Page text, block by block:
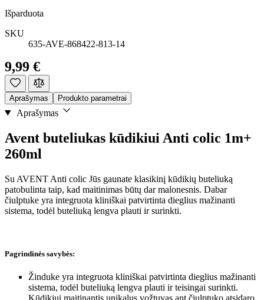
Išparduota
SKU
635-AVE-868422-813-14
9,99 €
Aprašymas Produkto parametrai
Aprašymas
Avent buteliukas kūdikiui Anti colic 1m+
260ml
Su AVENT Anti colic Jūs gaunate klasikinį kūdikių buteliuką
patobulinta taip, kad maitinimas būtų dar malonesnis. Dabar
čiulptuke yra integruota kliniškai patvirtinta dieglius mažinanti
sistema, todėl buteliuką lengva plauti ir surinkti.
Pagrindinės savybės:
Žinduke yra integruota kliniškai patvirtinta dieglius mažinanti
sistema, todėl buteliuką lengva plauti ir teisingai surinkti.
Kūdikiui maitinantis unikalus vožtuvas ant čiulptuko atsidaro